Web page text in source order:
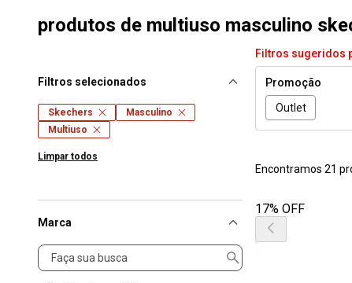
produtos de multiuso masculino
Filtros selecionados
Skechers
Masculino
Multiuso
Limpar todos
Marca
Marca
Filtros sugeridos
Promoção
Outlet
Encontramos 21
17% OFF